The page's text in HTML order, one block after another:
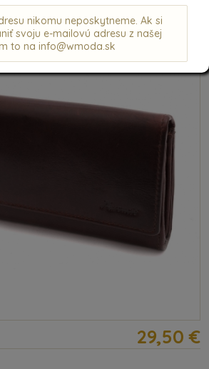
29,50 €
nikomu neposkytneme. Ak si
svoju e-mailovú adresu z našej
to na info@wmoda.sk